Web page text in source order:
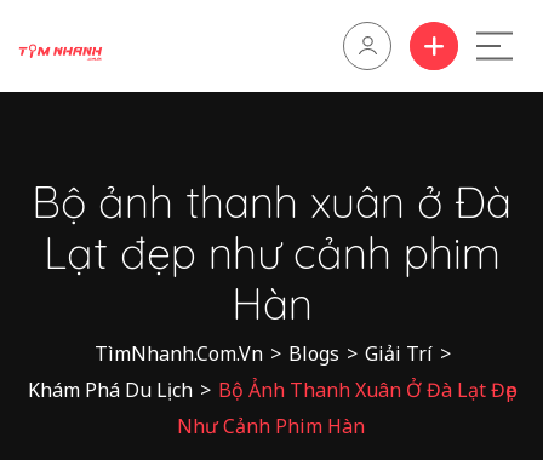
Bộ ảnh thanh xuân ở Đà
Lạt đẹp như cảnh phim
Hàn
TìmNhanh.Com.Vn > Blogs > Giải Trí >
Khám Phá Du Lịch > Bộ Ảnh Thanh Xuân Ở Đà Lạt Đẹp
Như Cảnh Phim Hàn